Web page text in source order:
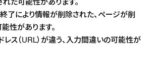
了により情報が削除された、ページが削
性があります。
レス（URL）が違う、入力間違いの可能性が